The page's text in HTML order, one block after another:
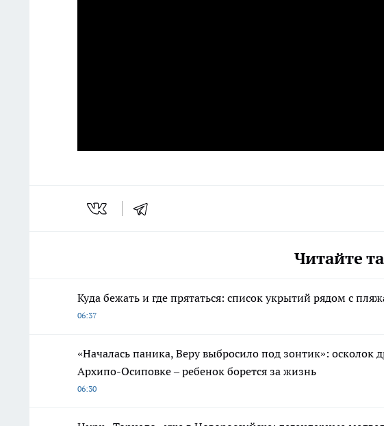
Читайте
Куда бежать и где прятаться: список укрытий рядом с
06:37
«Началась паника, Веру выбросило под зонтик»: осколок
Архипо-Осиповке – ребенок борется за жизнь
06:30